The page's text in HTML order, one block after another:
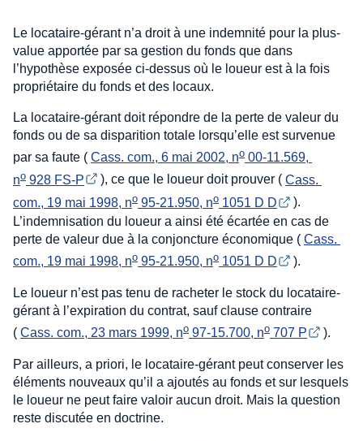
Le locataire-gérant n’a droit à une indemnité pour la plus-
value apportée par sa gestion du fonds que dans
l’hypothèse exposée ci-dessus où le loueur est à la fois
propriétaire du fonds et des locaux.
La locataire-gérant doit répondre de la perte de valeur du
fonds ou de sa disparition totale lorsqu’elle est survenue
par sa faute ( Cass. com., 6 mai 2002, no 00-11.569,
no 928 FS-P ), ce que le loueur doit prouver ( Cass.
com., 19 mai 1998, no 95-21.950, no 1051 D D
).
L’indemnisation du loueur a ainsi été écartée en cas de
perte de valeur due à la conjoncture économique ( Cass.
com., 19 mai 1998, no 95-21.950, no 1051 D D ).
Le loueur n’est pas tenu de racheter le stock du locataire-
gérant à l’expiration du contrat, sauf clause contraire
( Cass. com., 23 mars 1999, no 97-15.700, no 707 P ).
Par ailleurs, a priori, le locataire-gérant peut conserver les
éléments nouveaux qu’il a ajoutés au fonds et sur lesquels
le loueur ne peut faire valoir aucun droit. Mais la question
reste discutée en doctrine.